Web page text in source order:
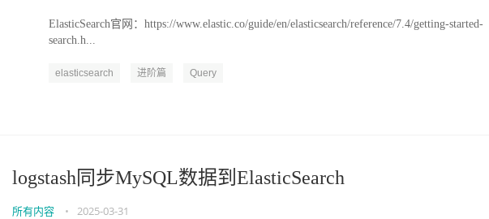
ElasticSearch官网：https://www.elastic.co/guide/en/elasticsearch/reference/7.4/getting-started-
search.h...
elasticsearch 进阶篇 Query
logstash同步MySQL数据到ElasticSearch
所有内容 • 2025-03-31